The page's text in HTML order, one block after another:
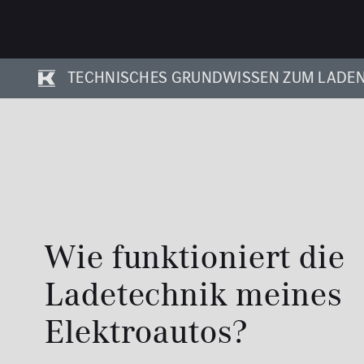
TECHNISCHES GRUNDWISSEN ZUM
Wie funktioniert die
Ladetechnik meines
Elektroautos?